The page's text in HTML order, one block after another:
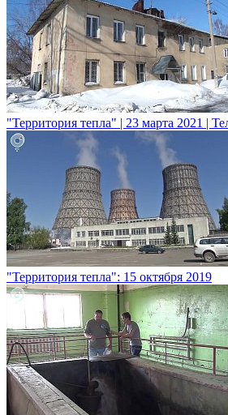
"Территория тепла" | 23 марта 2021 |
"Территория тепла": 15 октября 2019